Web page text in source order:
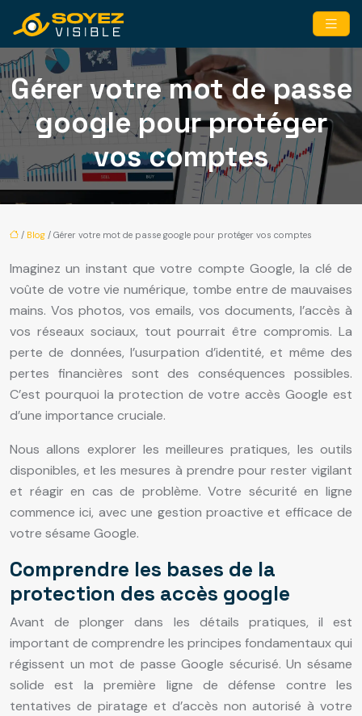
Gérer votre mot de passe
google pour protéger
vos comptes
/ Blog / Gérer votre mot de passe google pour protéger vos comptes
Imaginez un instant que votre compte Google, la clé de
voûte de votre vie numérique, tombe entre de mauvaises
mains. Vos photos, vos emails, vos documents, l’accès à
vos réseaux sociaux, tout pourrait être compromis. La
perte de données, l’usurpation d’identité, et même des
pertes financières sont des conséquences possibles.
C’est pourquoi la protection de votre accès Google est
d’une importance cruciale.
Nous allons explorer les meilleures pratiques, les outils
disponibles, et les mesures à prendre pour rester vigilant
et réagir en cas de problème. Votre sécurité en ligne
commence ici, avec une gestion proactive et efficace de
votre sésame Google.
Comprendre les bases de la
protection des accès google
Avant de plonger dans les détails pratiques, il est
important de comprendre les principes fondamentaux qui
régissent un mot de passe Google sécurisé. Un sésame
solide est la première ligne de défense contre les
tentatives de piratage et d’accès non autorisé à votre